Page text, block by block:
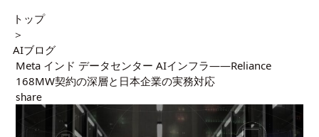
トップ
＞
AIブログ
Meta インド データセンター AIインフラ——Reliance
168MW契約の深層と日本企業の実務対応
share